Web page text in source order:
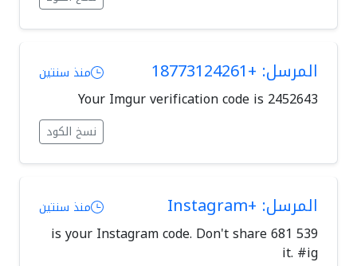
المرسل: +18773124261 منذ سنتين
Your Imgur verification code is 2452643
نسخ الكود
المرسل: +Instagram منذ سنتين
539 681 is your Instagram code. Don't share
it. #ig